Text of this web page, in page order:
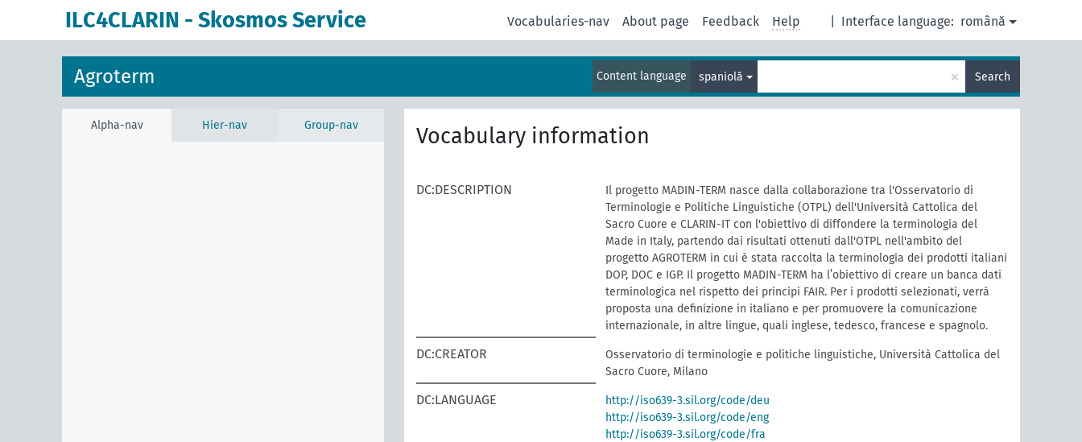
ILC4CLARIN - Skosmos Service Interface language: română
Vocabularies-nav About page Feedback Help
Agroterm Content language spaniolă × Search
Alpha-nav Hier-nav Group-nav Vocabulary information
DC:DESCRIPTION
Il progetto MADIN-TERM nasce dalla collaborazione tra l'Osservatorio di
Terminologie e Politiche Linguistiche (OTPL) dell'Università Cattolica del
Sacro Cuore e CLARIN-IT con l'obiettivo di diffondere la terminologia del
Made in Italy, partendo dai risultati ottenuti dall'OTPL nell'ambito del
progetto AGROTERM in cui è stata raccolta la terminologia dei prodotti italiani
DOP, DOC e IGP. Il progetto MADIN-TERM ha l’obiettivo di creare un banca dati
terminologica nel rispetto dei principi FAIR. Per i prodotti selezionati, verrà
proposta una definizione in italiano e per promuovere la comunicazione
internazionale, in altre lingue, quali inglese, tedesco, francese e spagnolo.
DC:CREATOR
Osservatorio di terminologie e politiche linguistiche, Università Cattolica del
Sacro Cuore, Milano
DC:LANGUAGE
http://iso639-3.sil.org/code/deu
http://iso639-3.sil.org/code/eng
http://iso639-3.sil.org/code/fra